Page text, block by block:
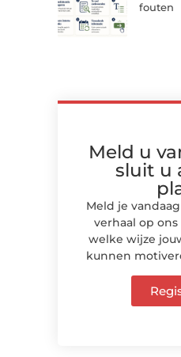
fouten
Meld u
sluit u
Meld je
verhaal op
welke wijze
kunnen